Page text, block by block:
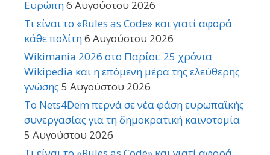
Ευρώπη6 Αυγούστου 2026
Τι είναι το «Rules as Code» και γιατί αφορά
κάθε πολίτη6 Αυγούστου 2026
Wikimania 2026 στο Παρίσι: 25 χρόνια
Wikipedia και η επόμενη μέρα της ελεύθερης
γνώσης 5 Αυγούστου 2026
Το Nets4Dem περνά σε νέα φάση ευρωπαϊκής
συνεργασίας για τη δημοκρατική καινοτομία
5 Αυγούστου 2026